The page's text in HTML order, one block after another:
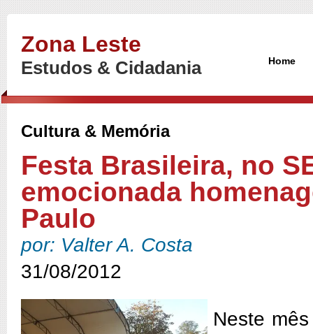
Zona Leste
Estudos & Cidadania Home
Cultura & Memória
Festa Brasileira, no
emocionada
Paulo
por: Valter A. Costa
31/08/2012
Neste